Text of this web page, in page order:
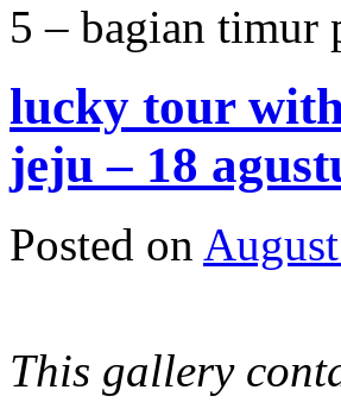
5 – bagian timur
lucky tour
jeju – 18
Posted on
This gallery